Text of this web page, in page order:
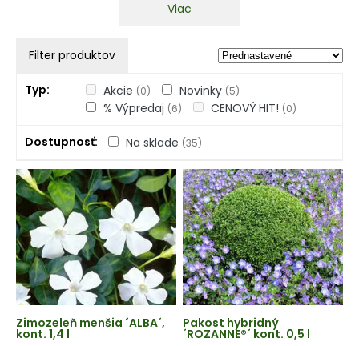
Viac
Filter produktov
Typ Akcie (0) Novinky (5)
% Výpredaj (6) CENOVÝ HIT! (0)
Dostupnosť Na sklade (35)
Zimozeleň menšia ´ALBA´,
kont. 1,4 l
Pakost hybridný
´ROZANNE®´ kont. 0,5 l